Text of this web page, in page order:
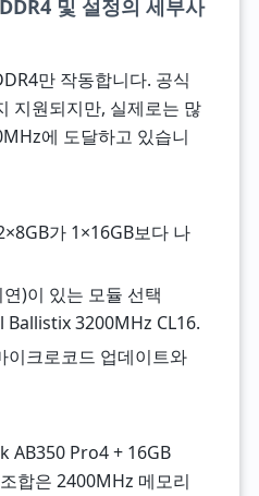
및 설정의 세부사
만 작동합니다. 공식
지원되지만, 실제로는 많
에 도달하고 있습니
가 1×16GB보다 나
)이 있는 모듈 선택
Ballistix 3200MHz CL16.
이크로코드 업데이트와
AB350 Pro4 + 16GB
합은 2400MHz 메모리